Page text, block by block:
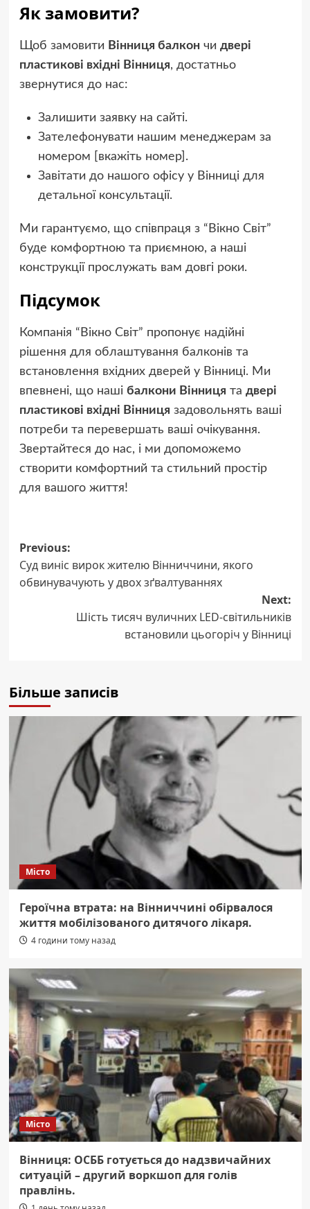
Як замовити?
Щоб замовити Вінниця балкончи двері
пластикові вхідні Вінниця, достатньо
звернутися до нас:
Залишити заявку на сайті.
Зателефонувати нашим менеджерам за
номером [вкажіть номер].
Завітати до нашого офісу у Вінниці для
детальної консультації.
Ми гарантуємо, що співпраця з “Вікно Світ”
буде комфортною та приємною, а наші
конструкції прослужать вам довгі роки.
Підсумок
Компанія “Вікно Світ” пропонує надійні
рішення для облаштування балконів та
встановлення вхідних дверей у Вінниці. Ми
впевнені, що наші балкони Вінниця та двері
пластикові вхідні Вінниця задовольнять ваші
потреби та перевершать ваші очікування.
Звертайтеся до нас, і ми допоможемо
створити комфортний та стильний простір
для вашого життя!
Post
navigation
Previous:
Суд виніс вирок жителю Вінниччини, якого
обвинувачують у двох зґвалтуваннях
Next:
Шість тисяч вуличних LED-світильників
встановили цьогоріч у Вінниці
Більше записів
Місто
Героїчна втрата: на Вінниччині обірвалося
життя мобілізованого дитячого лікаря.
4 години тому назад
Місто
Вінниця: ОСББ готується до надзвичайних
ситуацій – другий воркшоп для голів
правлінь.